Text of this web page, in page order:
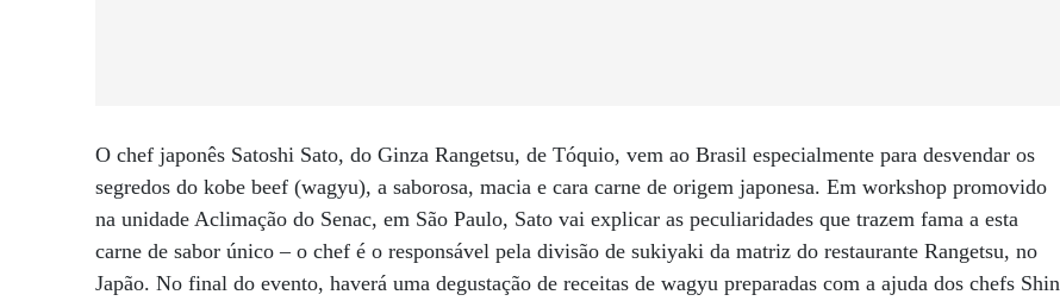
O chef japonês Satoshi Sato, do Ginza Rangetsu, de Tóquio, vem ao Brasil especialmente para desvendar os
segredos do kobe beef (wagyu), a saborosa, macia e cara carne de origem japonesa. Em workshop promovido
na unidade Aclimação do Senac, em São Paulo, Sato vai explicar as peculiaridades que trazem fama a esta
carne de sabor único – o chef é o responsável pela divisão de sukiyaki da matriz do restaurante Rangetsu, no
Japão. No final do evento, haverá uma degustação de receitas de wagyu preparadas com a ajuda dos chefs Shin